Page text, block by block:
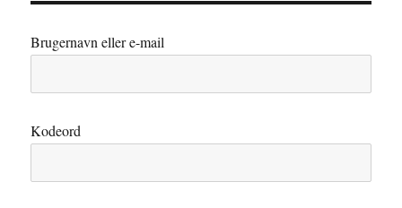
Brugernavn eller e-mail
Kodeord